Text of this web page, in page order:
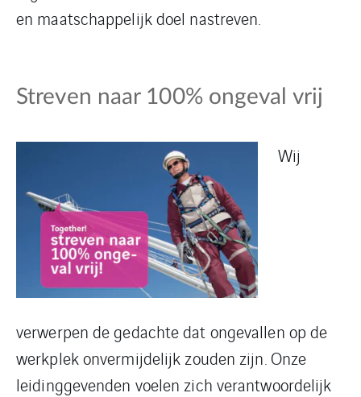
en maatschappelijk doel nastreven.
Streven naar 100% ongeval vrij
Wij
verwerpen de gedachte dat ongevallen op de
werkplek onvermijdelijk zouden zijn. Onze
leidinggevenden voelen zich verantwoordelijk